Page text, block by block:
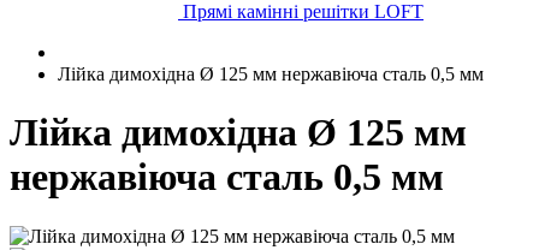
Прямі камінні решітки LOFT
Лійка димохідна Ø 125 мм нержавіюча сталь 0,5 мм
Лійка димохідна Ø 125 мм
нержавіюча сталь 0,5 мм